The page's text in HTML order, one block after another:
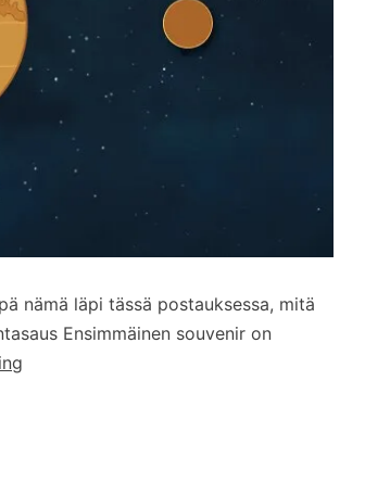
nämä läpi tässä postauksessa, mitä
Ensimmäinen souvenir on